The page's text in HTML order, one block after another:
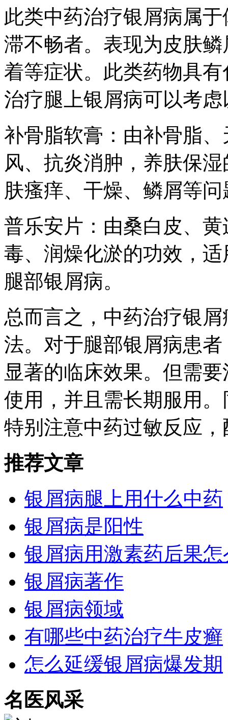
此类中药治疗银屑病属
滞不畅者。表现为皮肤
着等症状。此类药物具
治疗腿上银屑病可以考
补骨脂软膏：由补骨脂
风、抗炎消肿，养肤保
肤瘙痒、干燥、鳞屑等问
普乐安片：由桑白皮、
毒、润燥化淤的功效，
腿部银屑病。
总而言之，中药治疗银
法。对于腿部银屑病患
显著的临床效果。但需
使用，并且需长期服用
特别注意中药过敏反应
推荐文章
银屑病腿上用什么中药
银屑病是阳性
银屑病用激素药后果怎
银屑病著作
银屑病领域
有哪些中药治疗牛皮癣
怎么延缓银屑病爆发期
名医风采